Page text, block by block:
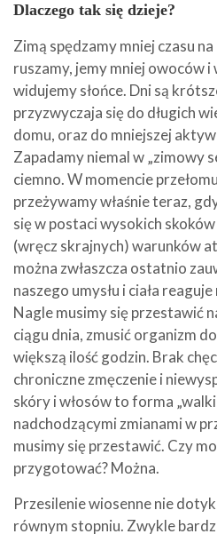
Dlaczego tak się dzieje?
Zimą spędzamy mniej czasu
ruszamy, jemy mniej owoców
widujemy słońce. Dni są
przyzwyczaja się do długich
domu, oraz do mniejszej
Zapadamy niemal w „zimowy
ciemno. W momencie
przeżywamy właśnie teraz,
się w postaci wysokich
(wręcz skrajnych) warunków
można zwłaszcza ostatnio
naszego umysłu i ciała
Nagle musimy się przestawić
ciągu dnia, zmusić organizm
większą ilość godzin. Brak
chroniczne zmęczenie i
skóry i włosów to forma
nadchodzącymi zmianami w
musimy się przestawić. Czy
przygotować? Można.
Przesilenie wiosenne nie
równym stopniu. Zwykle